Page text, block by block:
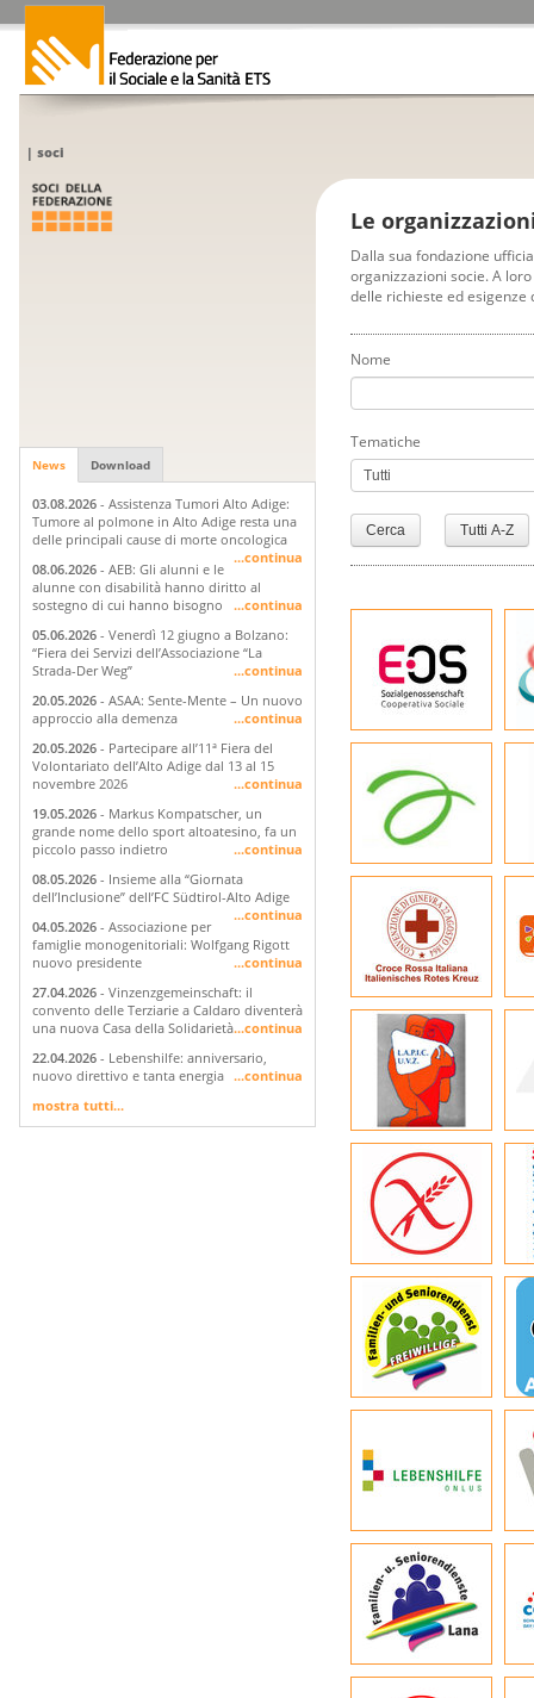
| soci
News Download
03.08.2026 - Assistenza Tumori Alto Adige:
Tumore al polmone in Alto Adige resta una
delle principali cause di morte oncologica
...continua
08.06.2026 - AEB: Gli alunni e le
alunne con disabilità hanno diritto al
sostegno di cui hanno bisogno
...continua
05.06.2026 - Venerdì 12 giugno a Bolzano:
“Fiera dei Servizi dell’Associazione “La
Strada-Der Weg”
...continua
20.05.2026 - ASAA: Sente-Mente – Un nuovo
approccio alla demenza
...continua
20.05.2026 - Partecipare all’11ª Fiera del
Volontariato dell’Alto Adige dal 13 al 15
novembre 2026
...continua
19.05.2026 - Markus Kompatscher, un
grande nome dello sport altoatesino, fa un
piccolo passo indietro
...continua
08.05.2026 - Insieme alla “Giornata
dell’Inclusione” dell’FC Südtirol-Alto Adige
...continua
04.05.2026 - Associazione per
famiglie monogenitoriali: Wolfgang Rigott
nuovo presidente
...continua
27.04.2026 - Vinzenzgemeinschaft: il
convento delle Terziarie a Caldaro diventerà
una nuova Casa della Solidarietà...continua
22.04.2026 - Lebenshilfe: anniversario,
nuovo direttivo e tanta energia ...continua
mostra tutti...
Le
Dalla sua fondazione
organizzazioni socie. A
delle richieste ed esigenze
Nome
Tematiche
Cerca Tutti A-Z